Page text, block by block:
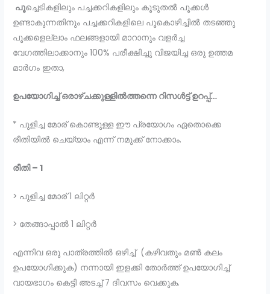
പൂച്ചെടികളിലും പച്ചക്കറികളിലും കൂടുതൽ പൂക്കൾ
ഉണ്ടാകുന്നതിനും പച്ചക്കറികളിലെ പൂകൊഴിച്ചിൽ തടഞ്ഞു
പൂക്കളെല്ലാം ഫലങ്ങളായി മാറാനും വളർച്ച
വേഗത്തിലാക്കാനും 100% പരീക്ഷിച്ചു വിജയിച്ച ഒരു ഉത്തമ
മാർഗം ഇതാ,
ഉപയോഗിച്ച് ഒരാഴ്ചക്കുള്ളിൽത്തന്നെ റിസൾട്ട് ഉറപ്പ്…
* പുളിച്ച മോര് കൊണ്ടുള്ള ഈ പ്രയോഗം ഏതൊക്കെ
രീതിയിൽ ചെയ്യാം എന്ന് നമുക്ക് നോക്കാം.
രീതി – 1
> പുളിച്ച മോര് 1 ലിറ്റർ
> തേങ്ങാപ്പാൽ 1 ലിറ്റർ
എന്നിവ ഒരു പാത്രത്തിൽ ഒഴിച്ച് (കഴിവതും മൺ കലം
ഉപയോഗിക്കുക) നന്നായി ഇളക്കി തോർത്ത് ഉപയോഗിച്ച്
വായഭാഗം കെട്ടി അടച്ച് 7 ദിവസം വെക്കുക.